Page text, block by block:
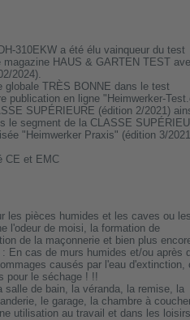
310EKW a été élu vainqueur du test
HAUS & GARTEN TEST
2024).
globale TRÈS BONNE dans le test
publication en ligne "Heimwerker-
SUPÉRIEURE (édition 2/2021)
le segment de la CLASSE
"Heimwerker Praxis" (édition 3/
CE et EMC
les pièces humides et les caves ou
l'odeur de moisi, la formation de
de la maçonnerie et bien plus
: En cas de murs humides et/ou après
causés par l'eau d'extinction,
pour le séchage ! !!
salle de bain, la véranda, la remise, la
le garage, la chambre à
utilisation au travail et dans les